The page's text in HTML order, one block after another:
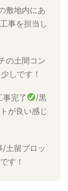
敷地内にあ
事を担当し
の土間コン
しです！
事完了
/黒
が良い感じ
土留ブロッ
す！